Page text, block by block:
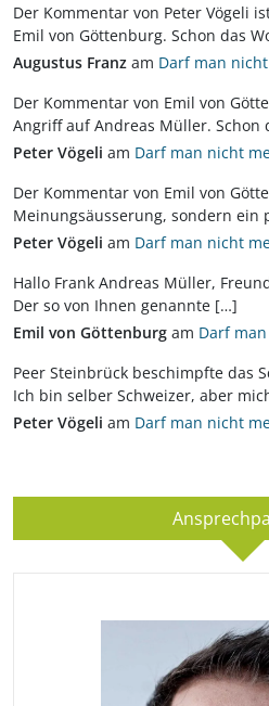
Der Kommentar von Peter Vögeli
Emil von Göttenburg. Schon das
Augustus Franz am Darf man
Der Kommentar von Emil von
Angriff auf Andreas Müller. Schon
Peter Vögeli am Darf man nicht
Der Kommentar von Emil von
Meinungsäusserung, sondern
Peter Vögeli am Darf man nicht
Hallo Frank Andreas Müller,
Der so von Ihnen genannte […]
Emil von Göttenburg am Darf
Peer Steinbrück beschimpfte das
Ich bin selber Schweizer, aber
Peter Vögeli am Darf man nicht